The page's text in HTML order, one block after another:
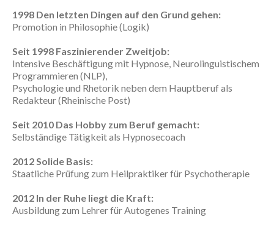
1998 Den letzten Dingen auf den Grund gehen:
Promotion in Philosophie (Logik)
Seit 1998 Faszinierender Zweitjob:
Intensive Beschäftigung mit Hypnose, Neurolinguistischem
Programmieren (NLP),
Psychologie und Rhetorik neben dem Hauptberuf als
Redakteur (Rheinische Post)
Seit 2010 Das Hobby zum Beruf gemacht:
Selbständige Tätigkeit als Hypnosecoach
2012 Solide Basis:
Staatliche Prüfung zum Heilpraktiker für Psychotherapie
2012 In der Ruhe liegt die Kraft:
Ausbildung zum Lehrer für Autogenes Training